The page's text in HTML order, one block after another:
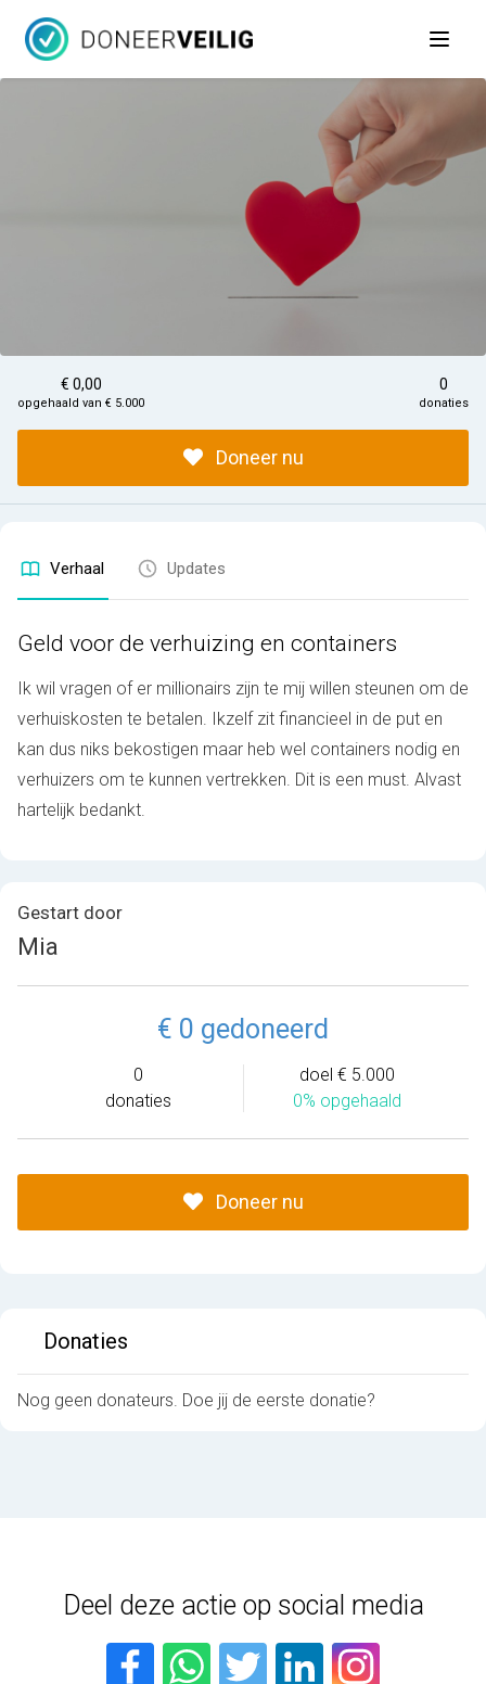
Open
€ 0,00
opgehaald van € 5.000
0
donaties
Doneer nu
Verhaal Updates
Geld voor de verhuizing en containers
Ik wil vragen of er millionairs zijn te mij willen steunen om de
verhuiskosten te betalen. Ikzelf zit financieel in de put en
kan dus niks bekostigen maar heb wel containers nodig en
verhuizers om te kunnen vertrekken. Dit is een must. Alvast
hartelijk bedankt.
Gestart door
Mia
€ 0 gedoneerd
0
donaties
doel € 5.000
0% opgehaald
Doneer nu
Donaties
Nog geen donateurs. Doe jij de eerste donatie?
Deel deze actie op social media